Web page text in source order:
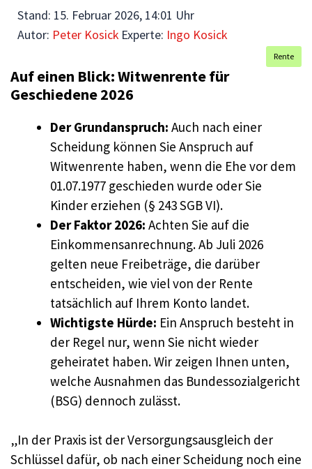
Stand: 15. Februar 2026, 14:01 Uhr
Autor: Peter Kosick Experte: Ingo Kosick
Rente
Auf einen Blick: Witwenrente für
Geschiedene 2026
Der Grundanspruch: Auch nach einer
Scheidung können Sie Anspruch auf
Witwenrente haben, wenn die Ehe vor dem
01.07.1977 geschieden wurde oder Sie
Kinder erziehen (§ 243 SGB VI).
Der Faktor 2026: Achten Sie auf die
Einkommensanrechnung. Ab Juli 2026
gelten neue Freibeträge, die darüber
entscheiden, wie viel von der Rente
tatsächlich auf Ihrem Konto landet.
Wichtigste Hürde: Ein Anspruch besteht in
der Regel nur, wenn Sie nicht wieder
geheiratet haben. Wir zeigen Ihnen unten,
welche Ausnahmen das Bundessozialgericht
(BSG) dennoch zulässt.
„In der Praxis ist der Versorgungsausgleich der
Schlüssel dafür, ob nach einer Scheidung noch eine